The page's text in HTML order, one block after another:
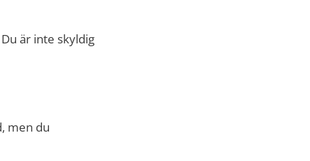
är inte skyldig
men du